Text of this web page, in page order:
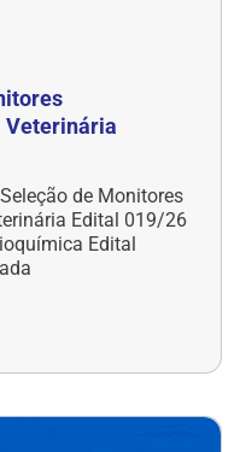
Veterinária
de Monitores
Edital 019/26
Edital